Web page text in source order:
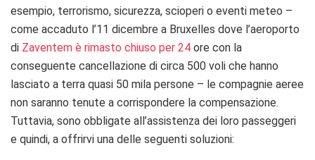
esempio, terrorismo, sicurezza, scioperi o eventi meteo –
come accaduto l’11 dicembre a Bruxelles dove l’aeroporto
di Zaventem è rimasto chiuso per 24 ore con la
conseguente cancellazione di circa 500 voli che hanno
lasciato a terra quasi 50 mila persone – le compagnie aeree
non saranno tenute a corrispondere la compensazione.
Tuttavia, sono obbligate all’assistenza dei loro passeggeri
e quindi, a offrirvi una delle seguenti soluzioni: